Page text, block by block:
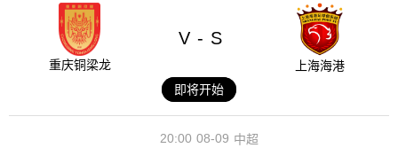
重庆铜梁龙
V - S
上海海港
即将开始
08-09
20:00 中超